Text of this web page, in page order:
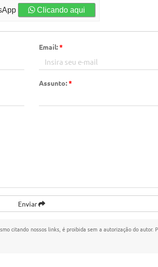
Clicando aqui
Email:*
Assunto:*
Enviar
citando nossos links, é proibida sem a autorização do